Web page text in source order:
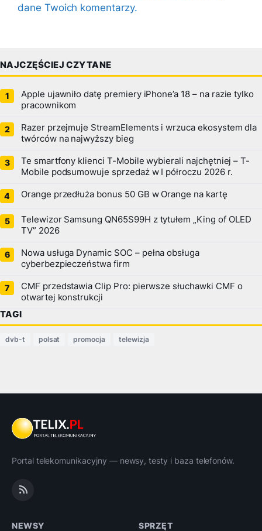
dane Twoich komentarzy.
NAJCZĘŚCIEJ CZYTANE
Apple ujawniło datę premiery iPhone’a 18 – na razie tylko
pracownikom
Razer przejmuje StreamElements i wrzuca ekosystem dla
twórców na najwyższy bieg
Te smartfony klienci T-Mobile wybierali najchętniej – T-
Mobile podsumowuje sprzedaż w I półroczu 2026 r.
Orange przedłuża bonus 50 GB w Orange na kartę
Telewizor Samsung QN65S99H z tytułem „King of OLED
TV” 2026
Nowa usługa Dynamic SOC – pełna obsługa
cyberbezpieczeństwa firm
CMF przedstawia Clip Pro: pierwsze słuchawki CMF o
otwartej konstrukcji
TAGI
dvb-t polsat promocja telewizja
Portal telekomunikacyjny — newsy, testy i baza telefonów.
NEWSY SPRZĘT